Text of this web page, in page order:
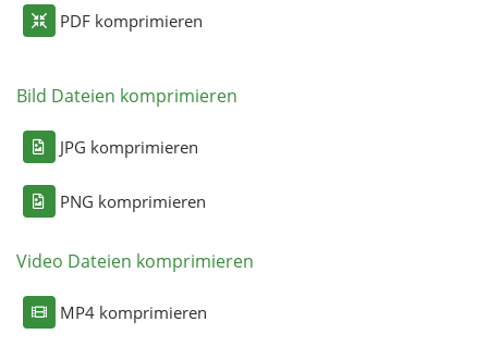
PDF komprimieren
Bild Dateien komprimieren
JPG komprimieren
PNG komprimieren
Video Dateien komprimieren
MP4 komprimieren